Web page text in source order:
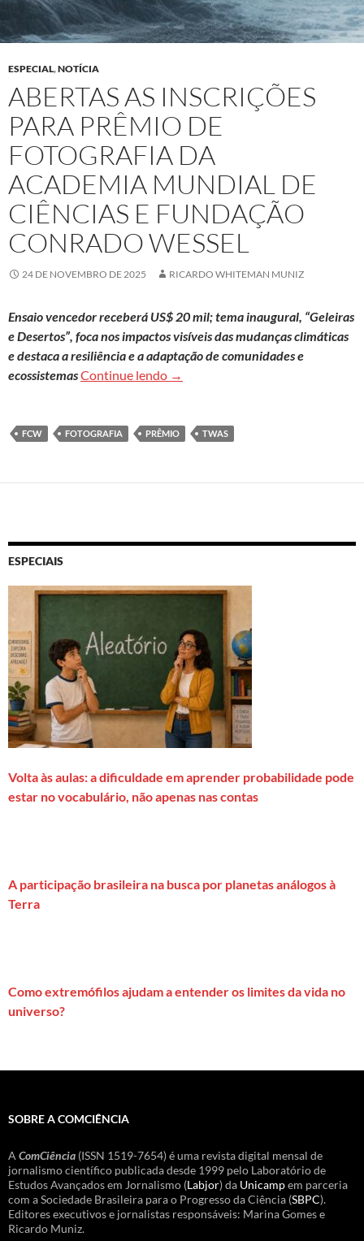
ESPECIAL,NOTÍCIA
ABERTAS AS INSCRIÇÕES
PARA PRÊMIO DE
FOTOGRAFIA DA
ACADEMIA MUNDIAL DE
CIÊNCIAS E FUNDAÇÃO
CONRADO WESSEL
24 DE NOVEMBRO DE 2025 RICARDO WHITEMAN MUNIZ
Ensaio vencedor receberá US$ 20 mil; tema inaugural, “Geleiras
e Desertos”, foca nos impactos visíveis das mudanças climáticas
e destaca a resiliência e a adaptação de comunidades e
ecossistemasContinue lendo Abertas as inscrições para
→
FCW FOTOGRAFIA PRÊMIO TWAS
ESPECIAIS
Volta às aulas: a dificuldade em aprender probabilidade pode
estar no vocabulário, não apenas nas contas
A participação brasileira na busca por planetas análogos à
Terra
Como extremófilos ajudam a entender os limites da vida no
universo?
SOBRE A COMCIÊNCIA
A ComCiência (ISSN 1519-7654) é uma revista digital mensal de
jornalismo científico publicada desde 1999 pelo Laboratório de
Estudos Avançados em Jornalismo (Labjor) da Unicampem parceria
com a Sociedade Brasileira para o Progresso da Ciência (SBPC).
Editores executivos e jornalistas responsáveis: Marina Gomes e
Ricardo Muniz.